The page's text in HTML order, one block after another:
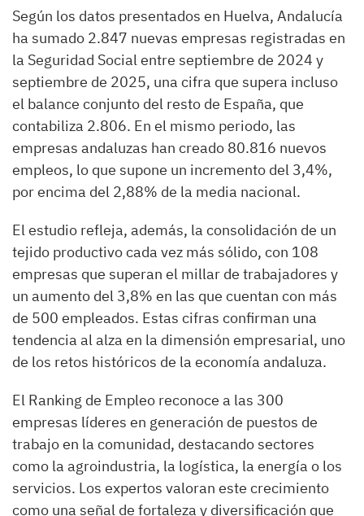
Según los datos presentados en Huelva, Andalucía
ha sumado 2.847 nuevas empresas registradas en
la Seguridad Social entre septiembre de 2024 y
septiembre de 2025, una cifra que supera incluso
el balance conjunto del resto de España, que
contabiliza 2.806. En el mismo periodo, las
empresas andaluzas han creado 80.816 nuevos
empleos, lo que supone un incremento del 3,4%,
por encima del 2,88% de la media nacional.
El estudio refleja, además, la consolidación de un
tejido productivo cada vez más sólido, con 108
empresas que superan el millar de trabajadores y
un aumento del 3,8% en las que cuentan con más
de 500 empleados. Estas cifras confirman una
tendencia al alza en la dimensión empresarial, uno
de los retos históricos de la economía andaluza.
El Ranking de Empleo reconoce a las 300
empresas líderes en generación de puestos de
trabajo en la comunidad, destacando sectores
como la agroindustria, la logística, la energía o los
servicios. Los expertos valoran este crecimiento
como una señal de fortaleza y diversificación que